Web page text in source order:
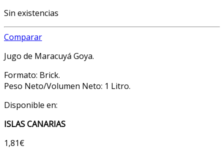
Sin existencias
Comparar
Jugo de Maracuyá Goya.
Formato: Brick.
Peso Neto/Volumen Neto: 1 Litro.
Disponible en:
ISLAS CANARIAS
1,81€